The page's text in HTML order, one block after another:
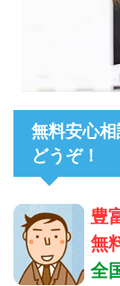
無料安心
どうぞ！
豊
無
全